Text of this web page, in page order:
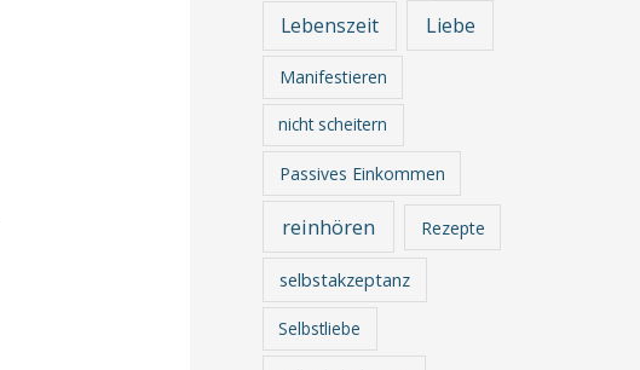
Lebenszeit Liebe
Manifestieren
nicht scheitern
Passives Einkommen
reinhören Rezepte
selbstakzeptanz
Selbstliebe